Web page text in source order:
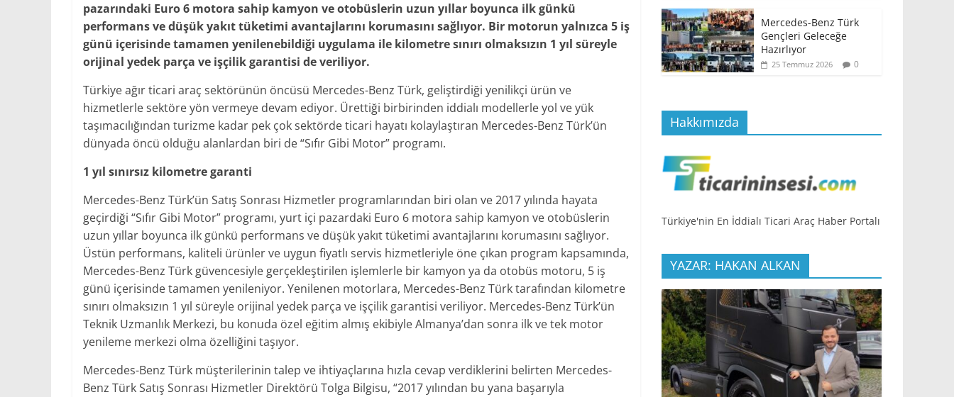
pazarındaki Euro 6 motora sahip kamyon ve otobüslerin uzun yıllar boyunca ilk günkü
performans ve düşük yakıt tüketimi avantajlarını korumasını sağlıyor. Bir motorun yalnızca 5 iş
günü içerisinde tamamen yenilenebildiği uygulama ile kilometre sınırı olmaksızın 1 yıl süreyle
orijinal yedek parça ve işçilik garantisi de veriliyor.
Türkiye ağır ticari araç sektörünün öncüsü Mercedes-Benz Türk, geliştirdiği yenilikçi ürün ve
hizmetlerle sektöre yön vermeye devam ediyor. Ürettiği birbirinden iddialı modellerle yol ve yük
taşımacılığından turizme kadar pek çok sektörde ticari hayatı kolaylaştıran Mercedes-Benz Türk’ün
dünyada öncü olduğu alanlardan biri de “Sıfır Gibi Motor” programı.
1 yıl sınırsız kilometre garanti
Mercedes-Benz Türk’ün Satış Sonrası Hizmetler programlarından biri olan ve 2017 yılında hayata
geçirdiği “Sıfır Gibi Motor” programı, yurt içi pazardaki Euro 6 motora sahip kamyon ve otobüslerin
uzun yıllar boyunca ilk günkü performans ve düşük yakıt tüketimi avantajlarını korumasını sağlıyor.
Üstün performans, kaliteli ürünler ve uygun fiyatlı servis hizmetleriyle öne çıkan program kapsamında,
Mercedes-Benz Türk güvencesiyle gerçekleştirilen işlemlerle bir kamyon ya da otobüs motoru, 5 iş
günü içerisinde tamamen yenileniyor. Yenilenen motorlara, Mercedes-Benz Türk tarafından kilometre
sınırı olmaksızın 1 yıl süreyle orijinal yedek parça ve işçilik garantisi veriliyor. Mercedes-Benz Türk’ün
Teknik Uzmanlık Merkezi, bu konuda özel eğitim almış ekibiyle Almanya’dan sonra ilk ve tek motor
yenileme merkezi olma özelliğini taşıyor.
Mercedes-Benz Türk müşterilerinin talep ve ihtiyaçlarına hızla cevap verdiklerini belirten Mercedes-
Benz Türk Satış Sonrası Hizmetler Direktörü Tolga Bilgisu, “2017 yılından bu yana başarıyla
Mercedes-Benz Türk
Gençleri Geleceğe
Hazırlıyor
25 Temmuz 2026 0
Hakkımızda
Türkiye'nin En İddialı Ticari Araç Haber Portalı
YAZAR: HAKAN ALKAN